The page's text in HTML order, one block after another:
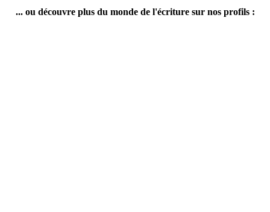
... ou découvre plus du monde de l'écriture sur nos profils :